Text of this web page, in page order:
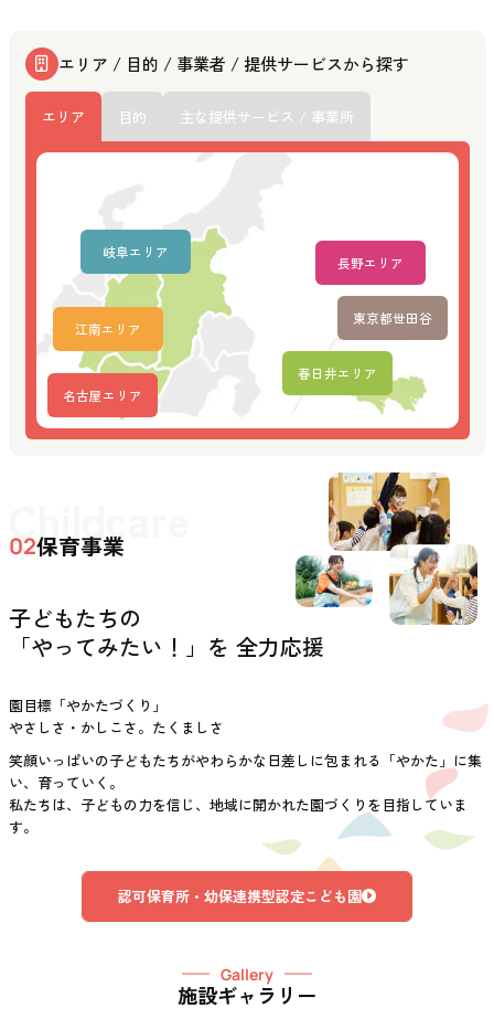
エリア / 目的 / 事業者 / 提供サービスから探す
エリア 目的 主な提供サービス / 事業所
名古屋エリア
江南エリア
春日井エリア
岐阜エリア
長野エリア
東京都世田谷
Childcare
02保育事業
子どもたちの
「やってみたい！」を 全力応援
園目標「やかたづくり」
やさしさ・かしこさ。たくましさ
笑顔いっぱいの子どもたちがやわらかな日差しに包まれる「やかた」に集
い、育っていく。
私たちは、子どもの力を信じ、地域に開かれた園づくりを目指していま
す。
認可保育所・幼保連携型認定こども園
Gallery
施設ギャラリー